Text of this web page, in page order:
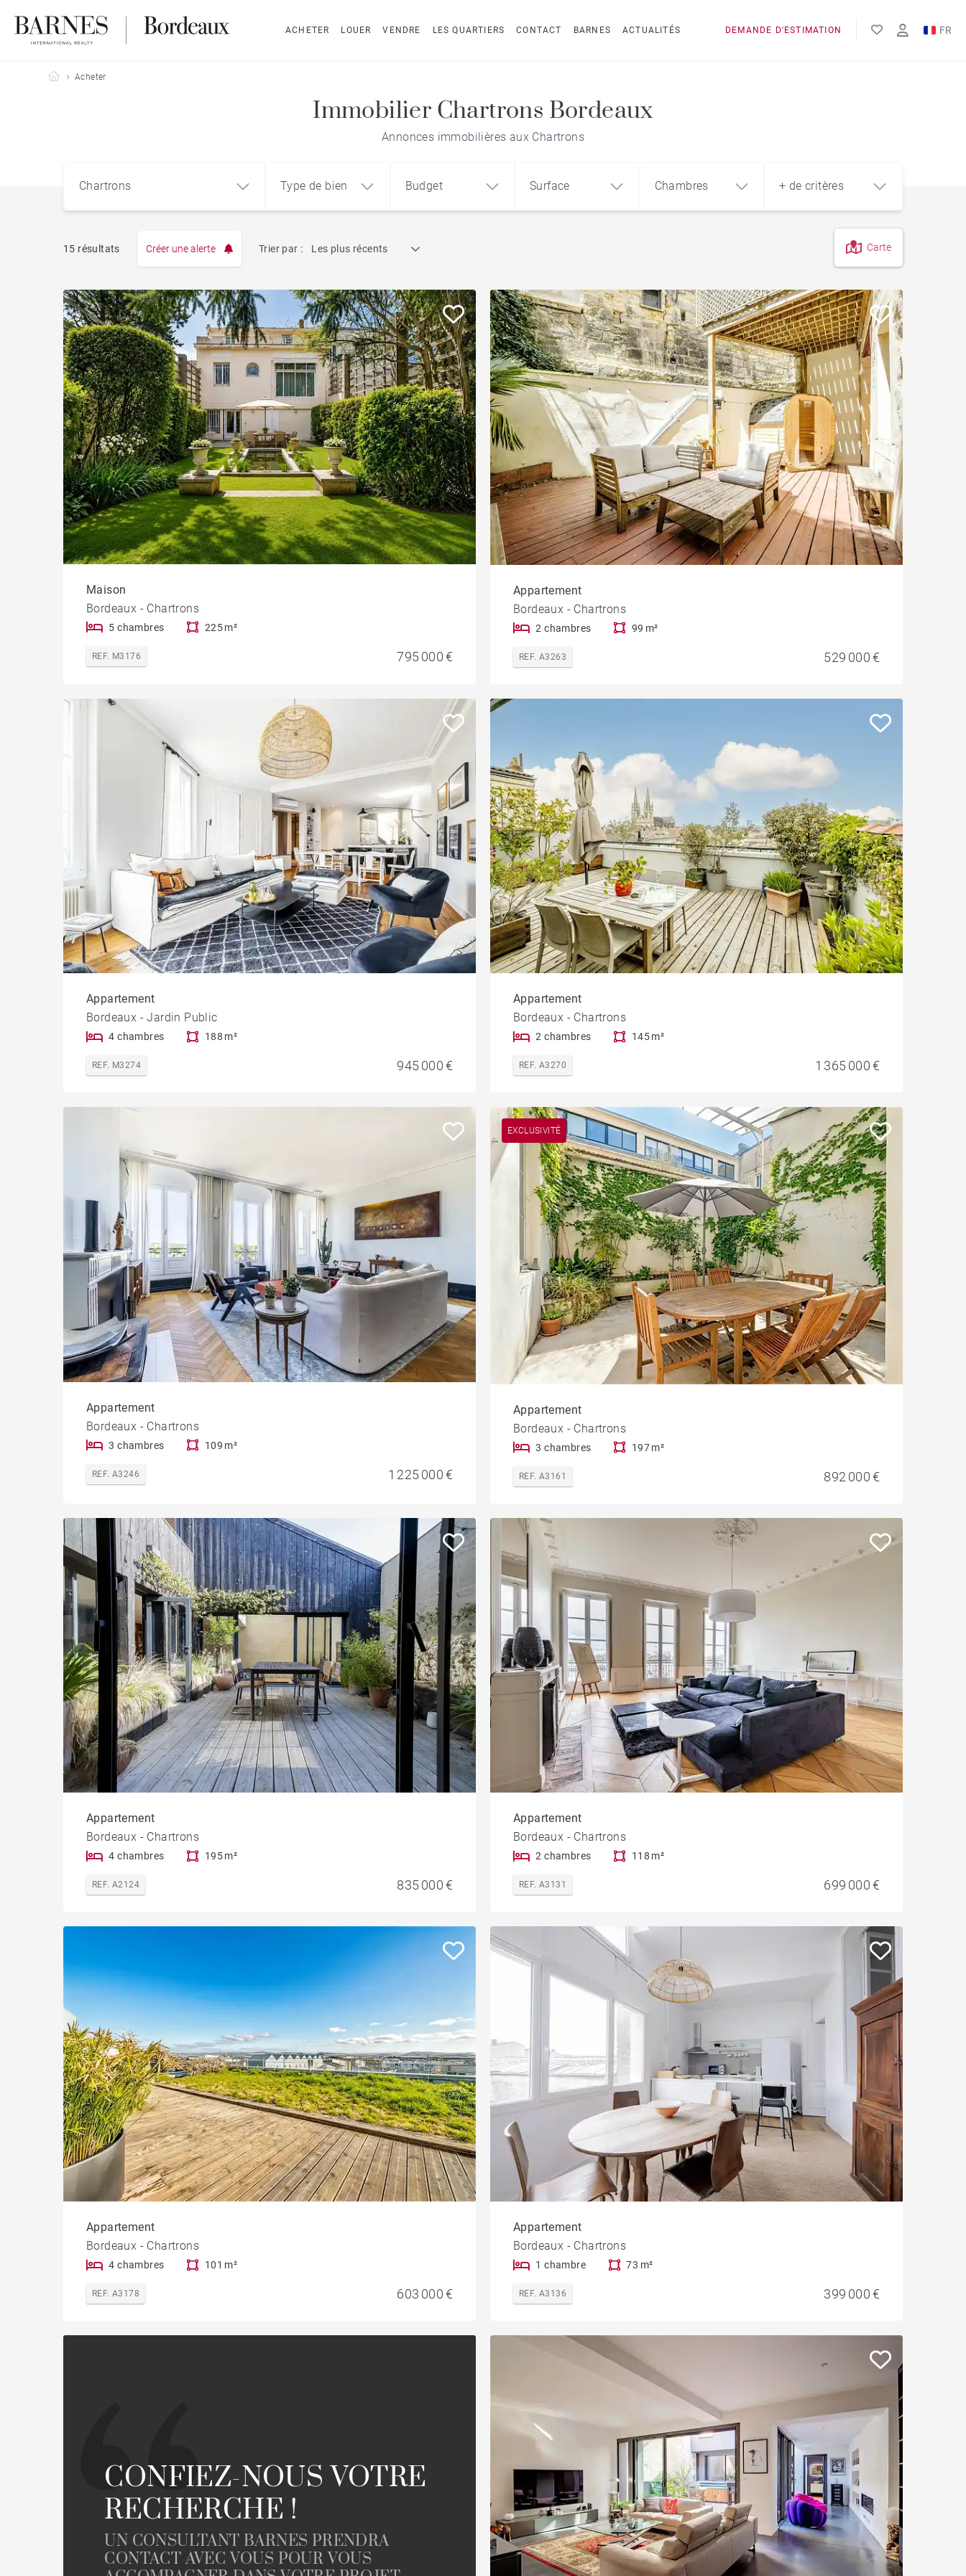
ACHETER LOUER VENDRE LES QUARTIERS CONTACT BARNES ACTUALITÉS DEMANDE D'ESTIMATION
FR
Barnes Bordeaux
Acheter
Immobilier Chartrons Bordeaux
Annonces immobilières aux Chartrons
Chartrons
Chartrons
Type de bien
Appartement Maison Loft
Château
Bureau et
commerce
Immeuble
Propriété
Budget Surface Chambres + de critères
Piscine Garage
Jardin Cave à vin
Salle de sport Salle cinéma
Ascenseur Parking
Patio Dépendance
Exclusivité
Cheminée Vue Garonne
À rénover Balcon
Climatisation Parc
15 résultats Créer une alerte Trier par : Les plus récents Carte
Maison
Bordeaux - Chartrons
5 chambres 225 m²
REF. M3176 795 000 €
Appartement
Bordeaux - Chartrons
2 chambres 99 m²
REF. A3263 529 000 €
Appartement
Bordeaux - Jardin Public
4 chambres 188 m²
REF. M3274 945 000 €
Appartement
Bordeaux - Chartrons
2 chambres 145 m²
REF. A3270 1 365 000 €
Appartement
Bordeaux - Chartrons
3 chambres 109 m²
REF. A3246 1 225 000 €
EXCLUSIVITÉ
Appartement
Bordeaux - Chartrons
3 chambres 197 m²
REF. A3161 892 000 €
Appartement
Bordeaux - Chartrons
4 chambres 195 m²
REF. A2124 835 000 €
Appartement
Bordeaux - Chartrons
2 chambres 118 m²
REF. A3131 699 000 €
Appartement
Bordeaux - Chartrons
4 chambres 101 m²
REF. A3178 603 000 €
Appartement
Bordeaux - Chartrons
1 chambre 73 m²
REF. A3136 399 000 €
CONFIEZ-NOUS VOTRE
RECHERCHE !
UN CONSULTANT BARNES PRENDRA
CONTACT AVEC VOUS POUR VOUS